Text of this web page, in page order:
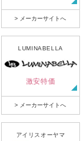
> メーカーサイトへ
LUMINABELLA
激安特価
> メーカーサイトへ
アイリスオーヤマ